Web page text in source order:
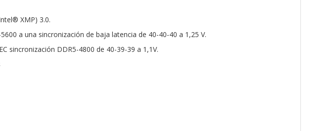
XMP) 3.0.
a una sincronización de baja latencia de 40-40-40 a 1,25 V.
sincronización DDR5-4800 de 40-39-39 a 1,1V.